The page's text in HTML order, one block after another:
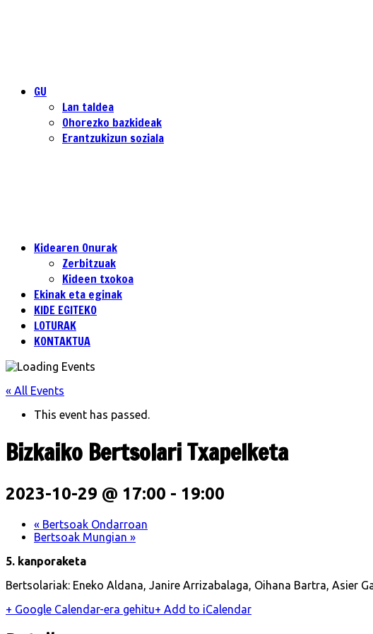
GU
Lan taldea
Ohorezko bazkideak
Erantzukizun soziala
Kidearen Onurak
Zerbitzuak
Kideen txokoa
Ekinak eta eginak
KIDE EGITEKO
LOTURAK
KONTAKTUA
« All Events
This event has passed.
Bizkaiko Bertsolari Txapelketa
2023-10-29 @ 17:00 - 19:00
« Bertsoak Ondarroan
Bertsoak Mungian »
5. kanporaketa
Bertsolariak: Eneko Aldana, Janire Arrizabalaga, Oihana Bartra, Asier
+ Google Calendar-era gehitu+ Add to iCalendar